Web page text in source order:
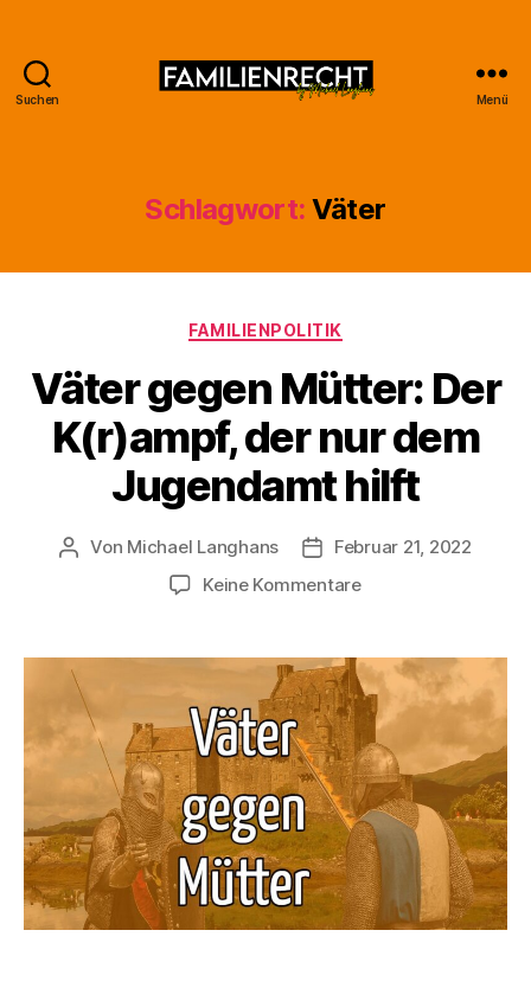
Suchen
Langhans
Menü
Schlagwort: Väter
Kategorien
FAMILIENPOLITIK
Väter gegen Mütter: Der
K(r)ampf, der nur dem
Jugendamt hilft
Beitragsautor
Von Michael Langhans Beitragsdatum
Februar 21, 2022
Keine Kommentarezu
Mütter:
Der
K(r)ampf,
der
nur
dem
Jugendamt
hilft